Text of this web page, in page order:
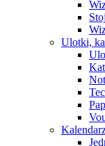
Ulotki,